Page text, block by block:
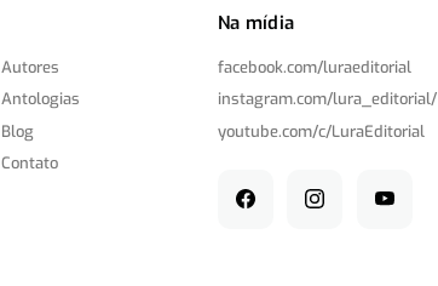
Autores
Antologias
Blog
Contato
Na mídia
facebook.com/luraeditorial
instagram.com/lura_editorial/
youtube.com/c/LuraEditorial